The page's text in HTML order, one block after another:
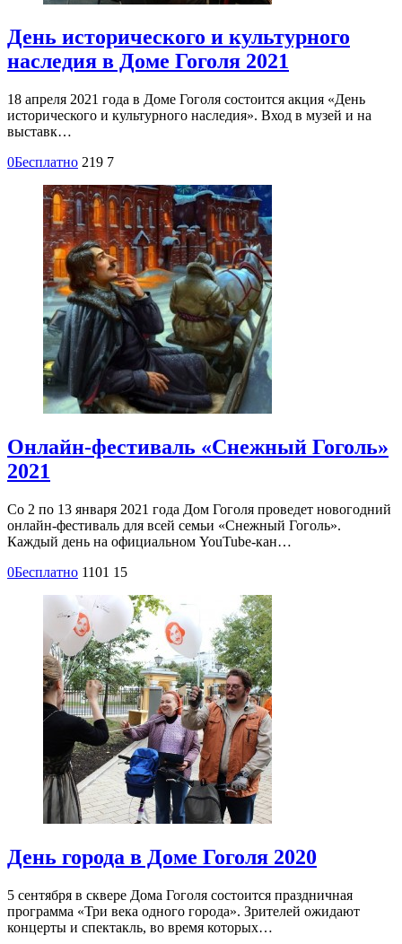
День исторического и культурного
наследия в Доме Гоголя 2021
18 апреля 2021 года в Доме Гоголя состоится акция «День
исторического и культурного наследия». Вход в музей и на
выставк…
0Бесплатно 219 7
Онлайн-фестиваль «Снежный Гоголь»
2021
Со 2 по 13 января 2021 года Дом Гоголя проведет новогодний
онлайн-фестиваль для всей семьи «Снежный Гоголь».
Каждый день на официальном YouTube-кан…
0Бесплатно 1101 15
День города в Доме Гоголя 2020
5 сентября в сквере Дома Гоголя состоится праздничная
программа «Три века одного города». Зрителей ожидают
концерты и спектакль, во время которых…